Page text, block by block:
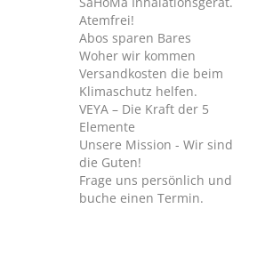
Atemfrei!
Abos sparen Bares
Woher wir kommen
Versandkosten die beim
Klimaschutz helfen.
VEYA – Die Kraft der 5
Elemente
Unsere Mission - Wir sind
die Guten!
Frage uns persönlich und
buche einen Termin.